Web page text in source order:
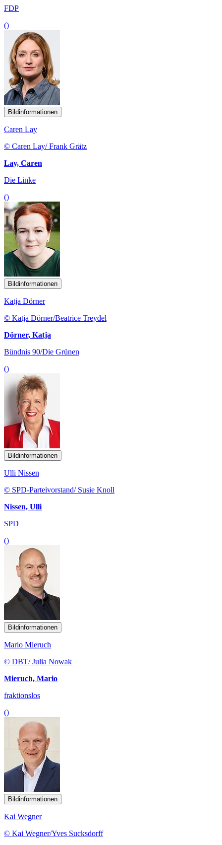
FDP
()
Bildinformationen
Caren Lay
© Caren Lay/ Frank Grätz
Lay, Caren
Die Linke
()
Bildinformationen
Katja Dörner
© Katja Dörner/Beatrice Treydel
Dörner, Katja
Bündnis 90/Die Grünen
()
Bildinformationen
Ulli Nissen
© SPD-Parteivorstand/ Susie Knoll
Nissen, Ulli
SPD
()
Bildinformationen
Mario Mieruch
© DBT/ Julia Nowak
Mieruch, Mario
fraktionslos
()
Bildinformationen
Kai Wegner
© Kai Wegner/Yves Sucksdorff